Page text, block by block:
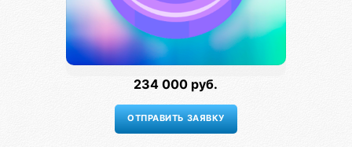
234 000 руб.